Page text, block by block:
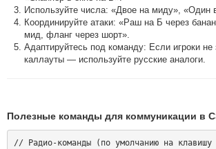
Используйте числа: «Двое на миду», «Один
Координируйте атаки: «Раш на Б через
мид, фланг через шорт».
Адаптируйтесь под команду: Если игроки не
каллауты — используйте русские аналоги.
Полезные команды для коммуникации в
// Радио-команды (по умолчанию на клавишу